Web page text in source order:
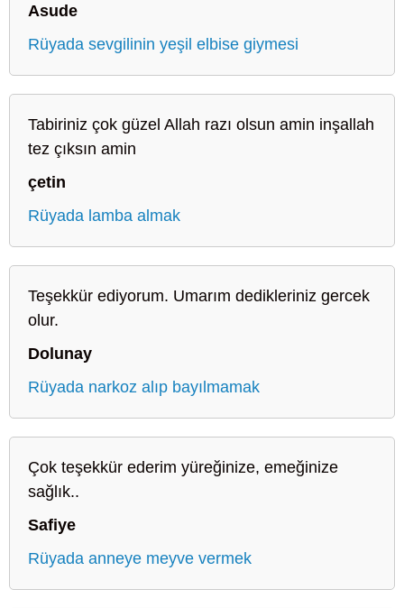
Asude
Rüyada sevgilinin yeşil elbise giymesi
Tabiriniz çok güzel Allah razı olsun amin inşallah
tez çıksın amin
çetin
Rüyada lamba almak
Teşekkür ediyorum. Umarım dedikleriniz gercek
olur.
Dolunay
Rüyada narkoz alıp bayılmamak
Çok teşekkür ederim yüreğinize, emeğinize
sağlık..
Safiye
Rüyada anneye meyve vermek